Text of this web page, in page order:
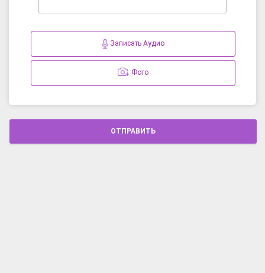
Записать Аудио
Фото
ОТПРАВИТЬ